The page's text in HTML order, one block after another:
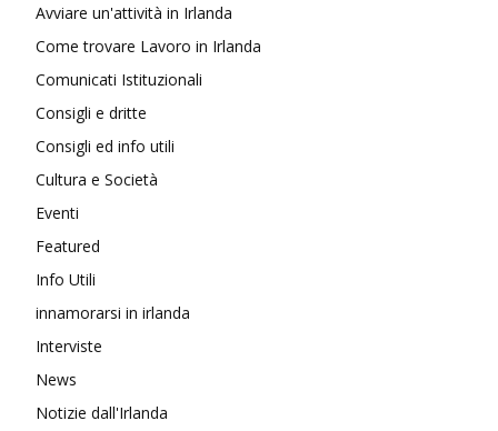
Avviare un'attività in Irlanda
Come trovare Lavoro in Irlanda
Comunicati Istituzionali
Consigli e dritte
Consigli ed info utili
Cultura e Società
Eventi
Featured
Info Utili
innamorarsi in irlanda
Interviste
News
Notizie dall'Irlanda